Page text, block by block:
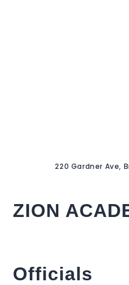
220 Gardner Ave,
ZION
Officials